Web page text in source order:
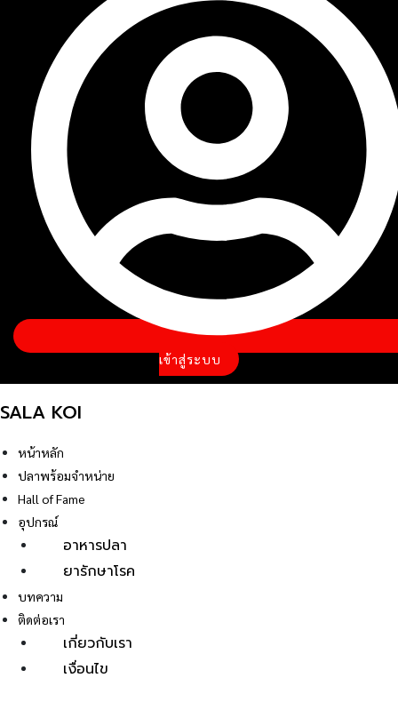
เข้าสู่ระบบ
SALA KOI
หน้าหลัก
ปลาพร้อมจำหน่าย
Hall of Fame
อุปกรณ์
อาหารปลา
ยารักษาโรค
บทความ
ติดต่อเรา
เกี่ยวกับเรา
เงื่อนไข